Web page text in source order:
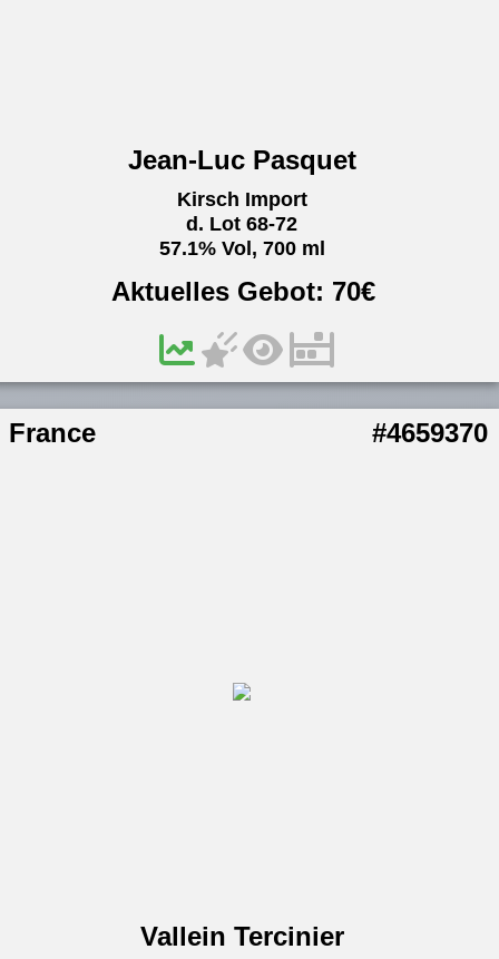
Jean-Luc Pasquet
Kirsch Import
d. Lot 68-72
57.1% Vol, 700 ml
Aktuelles Gebot: 70€
France #4659370
Vallein Tercinier